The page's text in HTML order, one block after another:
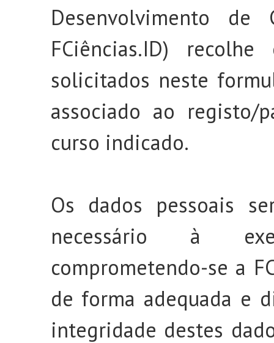
Desenvolvimento de
FCiências.ID)
solicitados neste
associado ao registo/
curso indicado.
Os dados pessoais
necessário à
comprometendo-se a
de forma adequada e
integridade destes